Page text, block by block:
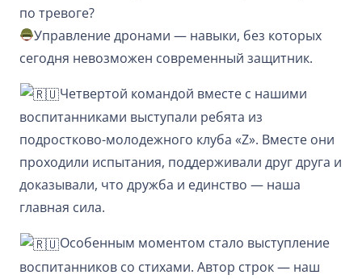
по тревоге?
Управление дронами — навыки, без которых
сегодня невозможен современный защитник.
Четвертой командой вместе с нашими
воспитанниками выступали ребята из
подростково-молодежного клуба «Z». Вместе они
проходили испытания, поддерживали друг друга и
доказывали, что дружба и единство — наша
главная сила.
Особенным моментом стало выступление
воспитанников со стихами. Автор строк — наш